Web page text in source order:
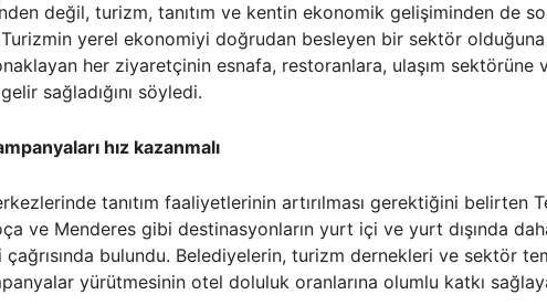
değil, turizm, tanıtım ve kentin ekonomik gelişiminden de
yerel ekonomiyi doğrudan besleyen bir sektör
her ziyaretçinin esnafa, restoranlara, ulaşım sektörüne
sağladığını söyledi.
hız kazanmalı
tanıtım faaliyetlerinin artırılması gerektiğini belirten
ve Menderes gibi destinasyonların yurt içi ve yurt dışında
bulundu. Belediyelerin, turizm dernekleri ve sektör
yürütmesinin otel doluluk oranlarına olumlu katkı